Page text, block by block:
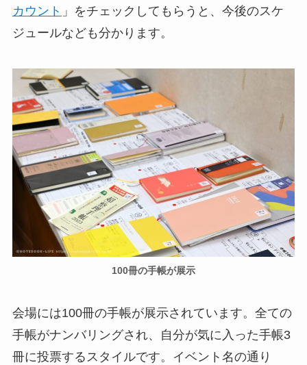
カウント 」をチェックしてもらうと、今後のスケ
ジュールなども分かります。
100冊の手帳が展示
会場には100冊の手帳が展示されています。全ての
手帳がナンバリングされ、自分が気に入った手帳3
冊に投票するスタイルです。イベント名の通り